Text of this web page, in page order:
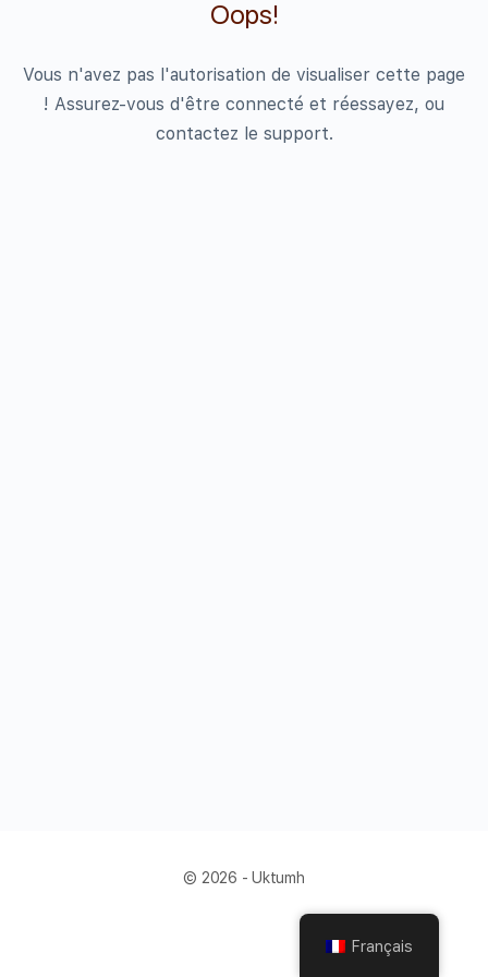
Oops!
Vous n'avez pas l'autorisation de visualiser cette page
! Assurez-vous d'être connecté et réessayez, ou
contactez le support.
© 2026 - Uktumh
Français